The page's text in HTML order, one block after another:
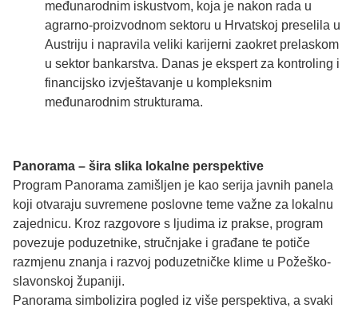
međunarodnim iskustvom, koja je nakon rada u
agrarno-proizvodnom sektoru u Hrvatskoj preselila u
Austriju i napravila veliki karijerni zaokret prelaskom
u sektor bankarstva. Danas je ekspert za kontroling i
financijsko izvještavanje u kompleksnim
međunarodnim strukturama.
Panorama – šira slika lokalne perspektive
Program Panorama zamišljen je kao serija javnih panela
koji otvaraju suvremene poslovne teme važne za lokalnu
zajednicu. Kroz razgovore s ljudima iz prakse, program
povezuje poduzetnike, stručnjake i građane te potiče
razmjenu znanja i razvoj poduzetničke klime u Požeško-
slavonskoj županiji.
Panorama simbolizira pogled iz više perspektiva, a svaki